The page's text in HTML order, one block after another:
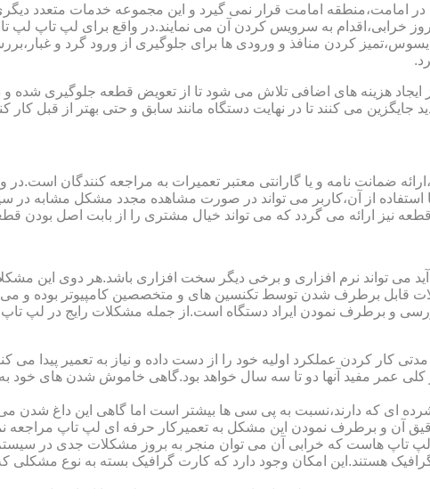
امامت،منطقه امامت قرار نمی گیرد و این مجموعه خدمات متعدد دیگری
بروز خرابی،اقدام به سرویس کردن آن می نمایند.در واقع برای لپ تاپ
کردن منافذ و ورودی ها برای جلوگیری از ورود گرد و
هزینه های اضافی تلاش می شود تا از تعویض قطعه جلوگیری شده و
می کنند تا در نهایت دستگاه مانند سابق و حتی بهتر از قبل کار
استفاده از آن،کاربر می تواند در صورت مشاهده مجدد مشکل مشابه در
نیز ارائه می گردد که می تواند خیال مشتری را از بابت اصل بودن
می تواند نرم افزاری و برخی دیگر سخت افزاری باشد.هر دوی این
قابل برطرف شدن توسط تکنسین های و متخصصین کامپیوتر بوده و
بررسی و برطرف نمودن ایراد دستگاه است.از جمله مشکلات رایج در لپ
کردن عملکرد اولیه خود را از دست داده و نیاز به تعمیر پیدا می
کلی عمر مفید آنها دو تا سه سال خواهد بود.گاهی خاموش شدن های خود
ای که دارند،نسبت به پی سی ها بیشتر است اما گاهی این داغ شدن
و برطرف نمودن این مشکل به تعمیرکار حرفه ای لپ تاپ مراجعه
تاپ هاست که خرابی آن می توان منجر به بروز مشکلات جدی در
هستند.این امکان وجود دارد که کارت گرافیک بسته به نوع مشکلی